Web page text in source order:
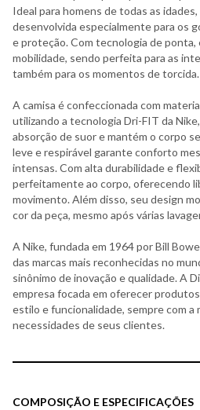
Ideal para homens de todas as
desenvolvida especialmente para os
e proteção. Com tecnologia de ponta,
mobilidade, sendo perfeita para as
também para os momentos de torcida.
A camisa é confeccionada com
utilizando a tecnologia Dri-FIT da
absorção de suor e mantém o corpo
leve e respirável garante conforto
intensas. Com alta durabilidade e
perfeitamente ao corpo, oferecendo
movimento. Além disso, seu design
cor da peça, mesmo após várias
A Nike, fundada em 1964 por Bill
das marcas mais reconhecidas no
sinônimo de inovação e qualidade. A
empresa focada em oferecer
estilo e funcionalidade, sempre com a
necessidades de seus clientes.
COMPOSIÇÃO E ESPECIFICAÇÕES